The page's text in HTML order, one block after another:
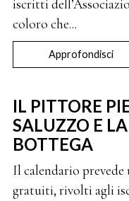
iscritti
coloro che...
Approfondisci
IL PITTORE
SALUZZO E
BOTTEGA
Il calendario
gratuiti, rivolti agli